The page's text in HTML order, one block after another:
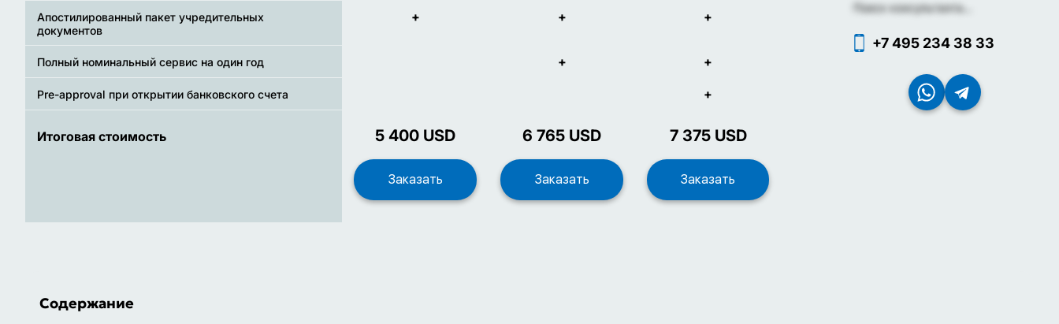
Апостилированный пакет учредительных
документов
+ + +
Полный номинальный сервис на один год + +
Pre-approval при открытии банковского счета +
Итоговая стоимость 5 400 USD 6 765 USD 7 375 USD
Поиск консультанта...
+7 495 234 38 33
Содержание